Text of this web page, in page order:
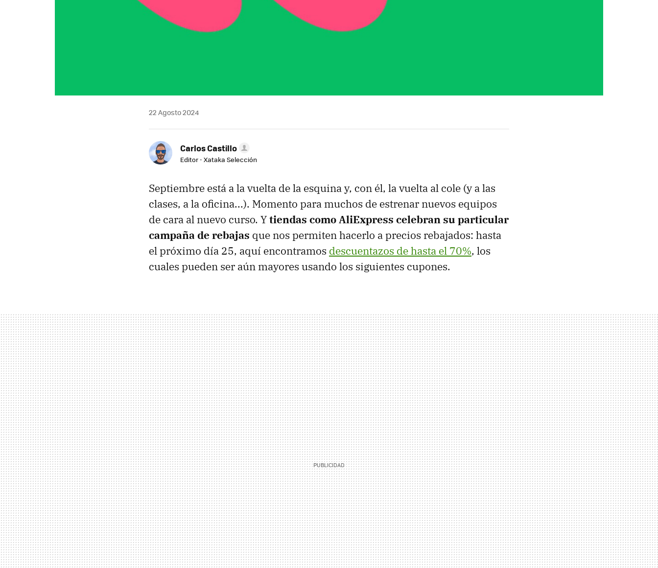
22 Agosto 2024
Carlos Castillo
Editor - Xataka Selección
Septiembre está a la vuelta de la esquina y, con él, la vuelta al cole (y a las
clases, a la oficina...). Momento para muchos de estrenar nuevos equipos
de cara al nuevo curso. Ytiendas como AliExpress celebran su particular
campaña de rebajas que nos permiten hacerlo a precios rebajados: hasta
el próximo día 25, aquí encontramos descuentazos de hasta el 70%, los
cuales pueden ser aún mayores usando los siguientes cupones.